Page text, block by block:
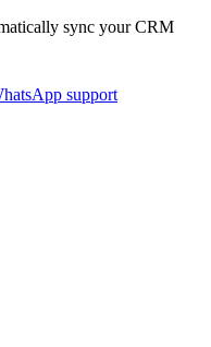
sync your CRM
support